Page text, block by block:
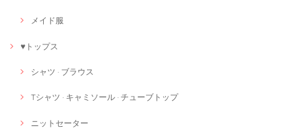
メイド服
♥トップス
シャツ · ブラウス
Tシャツ · キャミソール · チューブトップ
ニットセーター